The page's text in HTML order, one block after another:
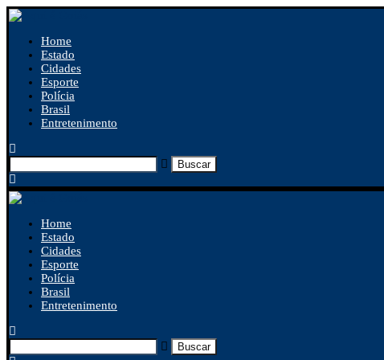
Home
Estado
Cidades
Esporte
Polícia
Brasil
Entretenimento
Buscar
Home
Estado
Cidades
Esporte
Polícia
Brasil
Entretenimento
Buscar